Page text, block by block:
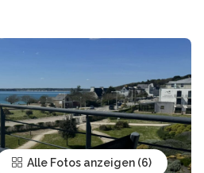
Alle Fotos anzeigen